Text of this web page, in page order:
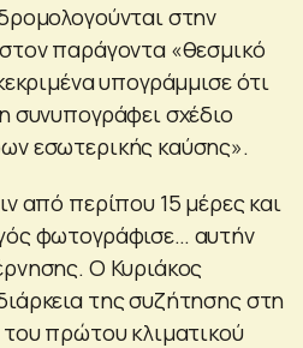
στην
παράγοντα «θεσμικό
υπογράμμισε ότι
συνυπογράφει σχέδιο
εσωτερικής καύσης».
από περίπου 15 μέρες και
φωτογράφισε… αυτήν
Ο Κυριάκος
της συζήτησης στη
πρώτου κλιματικού